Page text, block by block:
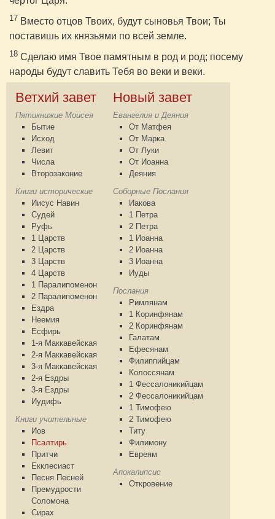
17 Вместо отцов Твоих, будут сыновья Твои; Ты
поставишь их князьями по всей земле.
18 Сделаю имя Твое памятным в род и род; посему
народы будут славить Тебя во веки и веки.
Ветхий завет
Пятикнижие Моисея
Бытие
Исход
Левит
Числа
Второзаконие
Книги исторические
Иисус Навин
Судей
Руфь
1 Царств
2 Царств
3 Царств
4 Царств
1 Паралипоменон
2 Паралипоменон
Ездра
Неемия
Есфирь
1-я Маккавейская
2-я Маккавейская
3-я Маккавейская
2-я Ездры
3-я Ездры
Иудифь
Книги учительные
Иов
Псалтирь
Притчи
Екклесиаст
Песня Песней
Премудрости
Соломона
Сирах
Новый завет
Евангелия и Деяния
От Матфея
От Марка
От Луки
От Иоанна
Деяния
Соборные Послания
Иакова
1 Петра
2 Петра
1 Иоанна
2 Иоанна
3 Иоанна
Иуды
Послания
Римлянам
1 Коринфянам
2 Коринфянам
Галатам
Ефесянам
Филиппийцам
Колоссянам
1 Фессалоникийцам
2 Фессалоникийцам
1 Тимофею
2 Тимофею
Титу
Филимону
Евреям
Апокалипсис
Откровение